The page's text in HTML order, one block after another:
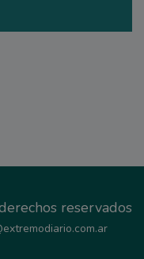
reservados